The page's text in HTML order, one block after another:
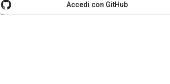
Accedi con GitHub